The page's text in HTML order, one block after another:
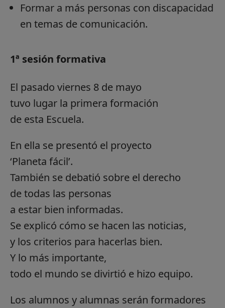
Formar a más personas con discapacidad
en temas de comunicación.
1ª sesión formativa
El pasado viernes 8 de mayo
tuvo lugar la primera formación
de esta Escuela.
En ella se presentó el proyecto
‘Planeta fácil’.
También se debatió sobre el derecho
de todas las personas
a estar bien informadas.
Se explicó cómo se hacen las noticias,
y los criterios para hacerlas bien.
Y lo más importante,
todo el mundo se divirtió e hizo equipo.
Los alumnos y alumnas serán formadores